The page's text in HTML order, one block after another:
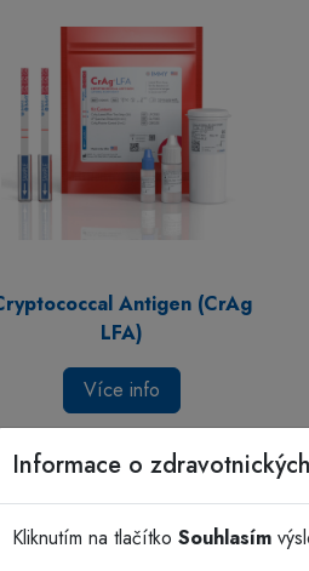
Antigen (CrAg
LFA)
Více info
Informace o
Kliknutím na tlačítko Souhlasím